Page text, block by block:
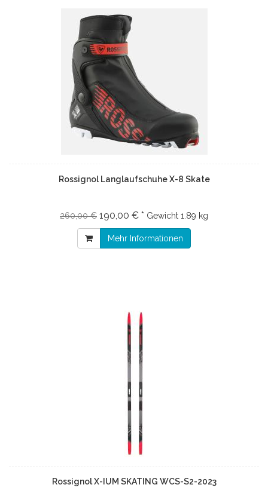
Rossignol Langlaufschuhe X-8 Skate
260,00 € 190,00 € * Gewicht 1.89 kg
Mehr Informationen
Rossignol X-IUM SKATING WCS-S2-2023